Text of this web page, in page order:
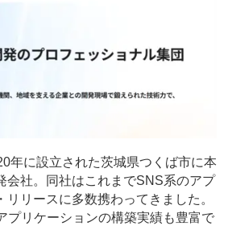
年に設立された茨城県つくば市に本
会社。同社はこれまでSNS系のアプ
リリースに多数携わってきました。
プリケーションの構築実績も豊富で